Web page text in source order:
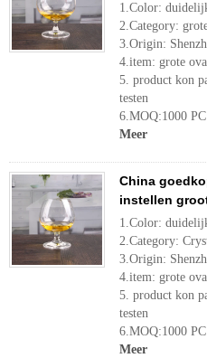
1.Color:
2.Category:
3.Origin:
4.item: grote
5. product kon
testen
6.MOQ:1000
Meer
China
instellen
1.Color:
2.Category:
3.Origin:
4.item: grote
5. product kon
testen
6.MOQ:1000
Meer